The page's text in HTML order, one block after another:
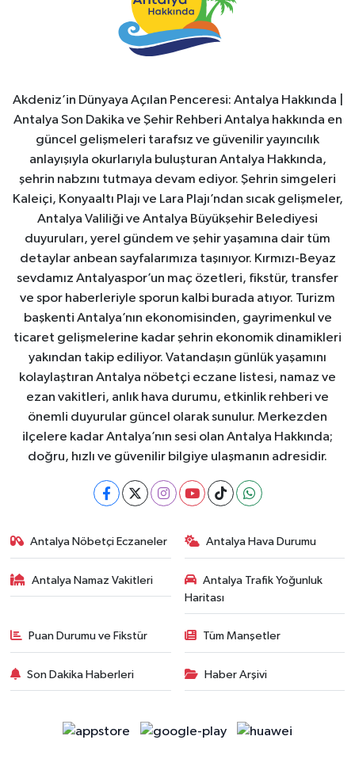
Akdeniz’in Dünyaya Açılan Penceresi: Antalya Hakkında |
Antalya Son Dakika ve Şehir Rehberi Antalya hakkında en
güncel gelişmeleri tarafsız ve güvenilir yayıncılık
anlayışıyla okurlarıyla buluşturan Antalya Hakkında,
şehrin nabzını tutmaya devam ediyor. Şehrin simgeleri
Kaleiçi, Konyaaltı Plajı ve Lara Plajı’ndan sıcak gelişmeler,
Antalya Valiliği ve Antalya Büyükşehir Belediyesi
duyuruları, yerel gündem ve şehir yaşamına dair tüm
detaylar anbean sayfalarımıza taşınıyor. Kırmızı-Beyaz
sevdamız Antalyaspor’un maç özetleri, fikstür, transfer
ve spor haberleriyle sporun kalbi burada atıyor. Turizm
başkenti Antalya’nın ekonomisinden, gayrimenkul ve
ticaret gelişmelerine kadar şehrin ekonomik dinamikleri
yakından takip ediliyor. Vatandaşın günlük yaşamını
kolaylaştıran Antalya nöbetçi eczane listesi, namaz ve
ezan vakitleri, anlık hava durumu, etkinlik rehberi ve
önemli duyurular güncel olarak sunulur. Merkezden
ilçelere kadar Antalya’nın sesi olan Antalya Hakkında;
doğru, hızlı ve güvenilir bilgiye ulaşmanın adresidir.
Antalya Nöbetçi Eczaneler Antalya Hava Durumu
Antalya Namaz Vakitleri
Antalya Trafik Yoğunluk
Haritası
Puan Durumu ve Fikstür Tüm Manşetler
Son Dakika Haberleri Haber Arşivi